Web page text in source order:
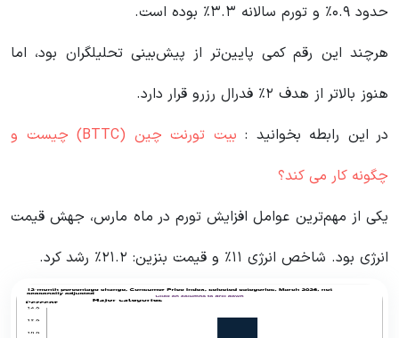
حدود ۰.۹٪ و تورم سالانه ۳.۳٪ بوده است.
هرچند این رقم کمی پایین‌تر از پیش‌بینی تحلیلگران بود، اما
هنوز بالاتر از هدف ۲٪ فدرال رزرو قرار دارد.
در این رابطه بخوانید‌ :
بیت تورنت چین (BTTC) چیست و
چگونه کار می کند؟
یکی از مهم‌ترین عوامل افزایش تورم در ماه مارس، جهش قیمت
انرژی بود. شاخص انرژی ۱۱٪ و قیمت بنزین: ۲۱.۲٪ رشد کرد.